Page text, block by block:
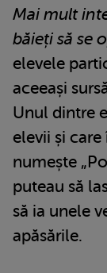
Mai mult
băieți să se
elevele
aceeași
Unul dintre
elevii și
numește
puteau să
să ia unele
apăsările.